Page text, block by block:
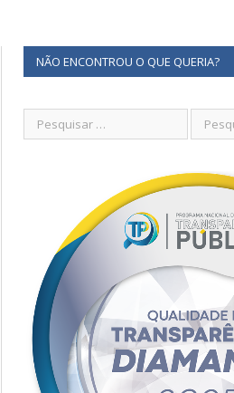
NÃO ENCONTROU O QUE QUERIA?